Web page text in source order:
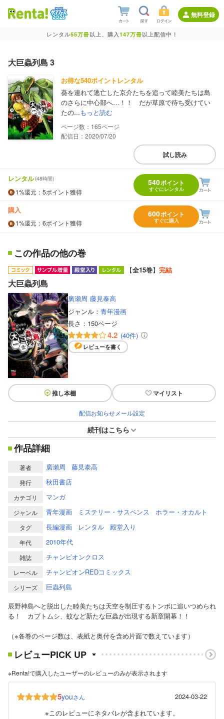
無料登録
レンタル55万冊以上、購入147万冊以上配信中！
大巨蟲列島 3
お得な540ポイントレンタル
葵を連れて逃亡した京介たちを追って睦美たちは島
のさらに中心部へ…！！ だが草原で待ち受けてい
たの...もっと読む
165
配信日：2020/07/20
試し読み
レンタル(48時間)
1%還元 ：5ポイント獲得
540ポイント
すぐにレンタル
購入
1%還元 ：6ポイント獲得
600ポイント
すぐに購入
この作品の他の巻
【全15巻】 完結
大巨蟲列島
廣瀬周 藤見泰高
ジャンル： 青年漫画
長さ： 150ページ
4.2 (40件)
レビューを書く
推し本棚 マイリスト
配信お知らせメール設定
続刊はこちら
作品詳細
著者 廣瀬周 藤見泰高
発行 秋田書店
カテゴリ マンガ
ジャンル 青年漫画 ミステリー・サスペンス ホラー・オカルト
タグ 長編漫画 レンタル 殿堂入り
年代 2010年代
雑誌 チャンピオンクロス
レーベル チャンピオンREDコミックス
シリーズ
巨蟲列島
辰野神島へと脱出した睦美たちは天空を制圧するトンボに追いつめられ
る！ カブトムシ、蚊など新たな巨蟲が出現する新章開幕！！
（※各巻のページ数は、表紙と奥付を含め片面で数えています）
レビューPICK UP
※Renta!で購入したユーザーのレビューのみが表示されます
5youさん
2024-03-22
※このレビューにネタバレが含まれています。